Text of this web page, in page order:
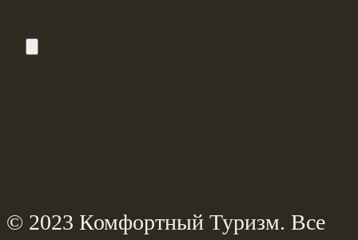
© 2023 Комфортный Туризм. Все